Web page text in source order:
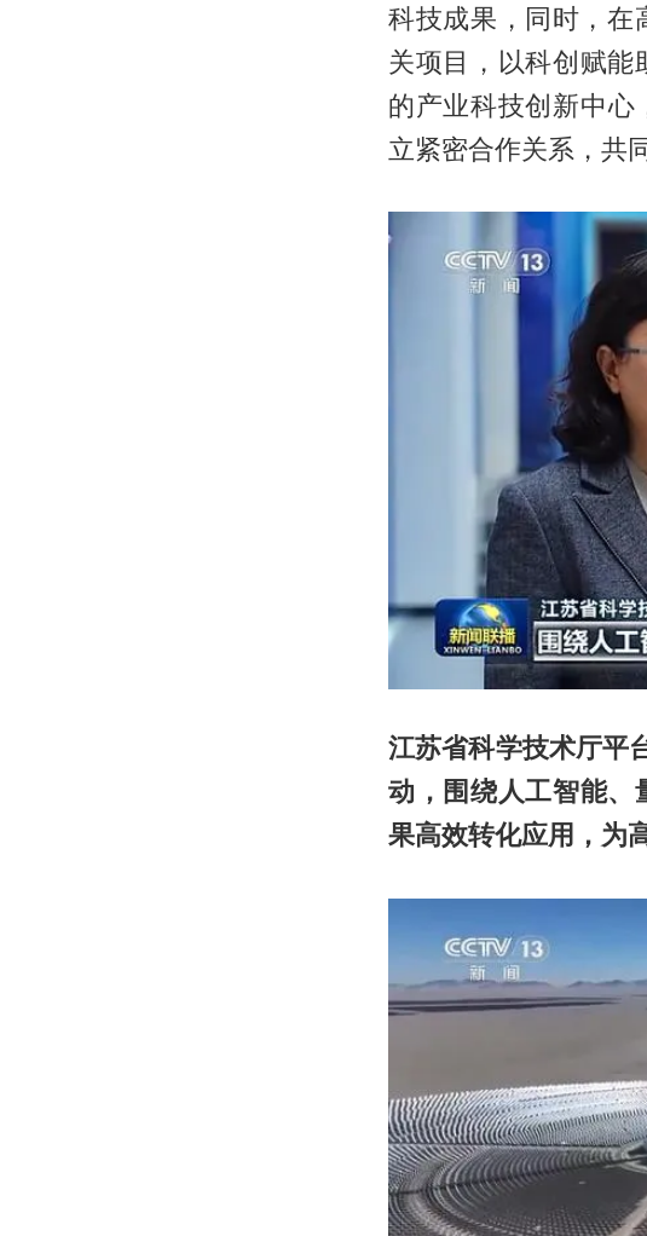
科技成果，同时，在
关项目，以科创赋能
的产业科技创新中
立紧密合作关系，共
江苏省科学技术厅平
动，围绕人工智能、
果高效转化应用，为